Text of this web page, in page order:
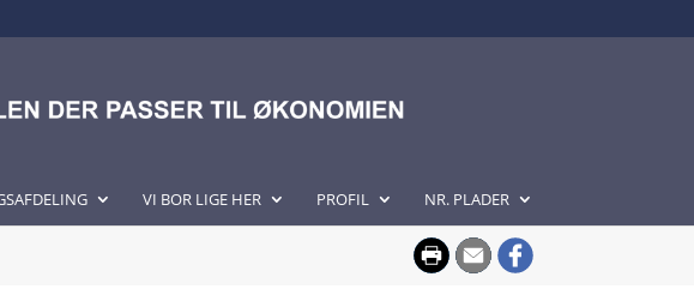
VI BOR LIGE HER PROFIL NR. PLADER